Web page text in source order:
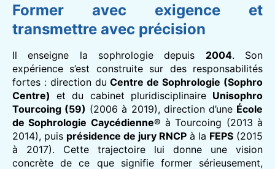
Former avec exigence et
transmettre avec précision
Il enseigne la sophrologie depuis 2004. Son
expérience s’est construite sur des responsabilités
fortes : direction duCentre de Sophrologie (Sophro
Centre) et du cabinet pluridisciplinaire Unisophro
Tourcoing (59) (2006 à 2019), direction d’une École
de Sophrologie Caycédienne® à Tourcoing (2013 à
2014), puis présidence de jury RNCP à la FEPS (2015
à 2017). Cette trajectoire lui donne une vision
concrète de ce que signifie former sérieusement,